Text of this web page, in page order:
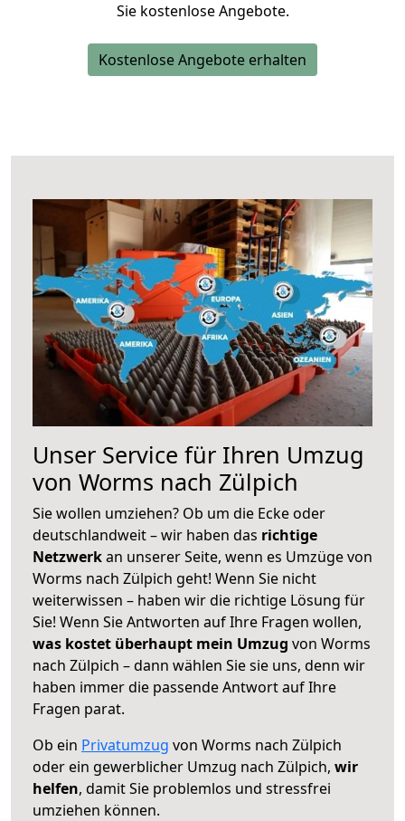
Sie kostenlose Angebote.
Kostenlose Angebote erhalten
Unser Service für Ihren Umzug
von Worms nach Zülpich
Sie wollen umziehen? Ob um die Ecke oder
deutschlandweit – wir haben das richtige
Netzwerkan unserer Seite, wenn es Umzüge von
Worms nach Zülpich geht! Wenn Sie nicht
weiterwissen – haben wir die richtige Lösung für
Sie! Wenn Sie Antworten auf Ihre Fragen wollen,
was kostet überhaupt mein Umzug von Worms
nach Zülpich – dann wählen Sie sie uns, denn wir
haben immer die passende Antwort auf Ihre
Fragen parat.
Ob ein Privatumzug von Worms nach Zülpich
oder ein gewerblicher Umzug nach Zülpich, wir
helfen, damit Sie problemlos und stressfrei
umziehen können.